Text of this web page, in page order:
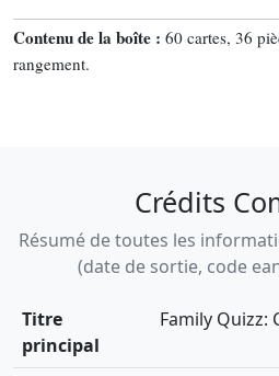
Contenu de la boîte : 60 cartes, 36
rangement.
Crédits
Résumé de toutes les
(date de sortie, code
Titre
principal
Family Quizz: